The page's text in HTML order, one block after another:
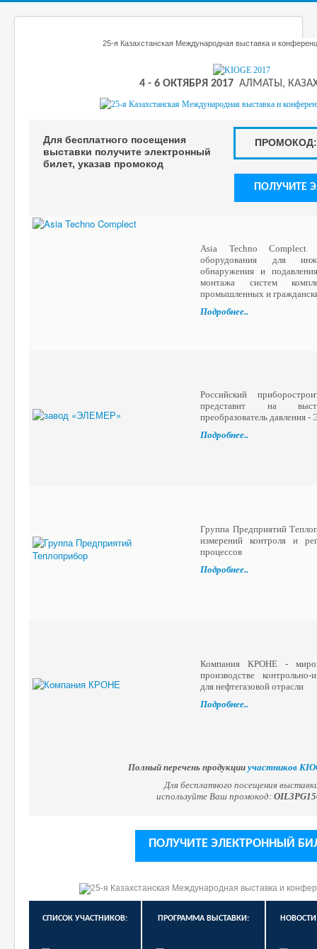
25-я Казахстанская Международная выставка и
4 - 6 ОКТЯБРЯ 2017 АЛМАТЫ,
Для бесплатного посещения
выставки получите электронный
билет, указав промокод
ПРОМОКОД:
ПОЛУЧИТЕ
Asia Techno Complect
оборудования для
обнаружения и
монтажа систем
промышленных и
Подробнее..
Российский
представит на
преобразователь
Подробнее..
Группа Предприятий
измерений контроля и
процессов
Подробнее..
Компания КРОНЕ -
производстве контрольно-
для нефтегазовой отрасли
Подробнее..
Полный перечень продукции участников
Для бесплатного посещения
используйте Ваш промокод:
ПОЛУЧИТЕ ЭЛЕКТРОННЫЙ
СПИСОК УЧАСТНИКОВ: ПРОГРАММА ВЫСТАВКИ: